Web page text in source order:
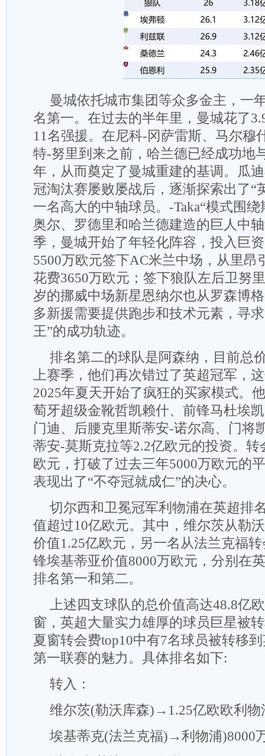
曼城依托城市集团等众多金主，一
名第一。在过去的半年里，曼城花了
11名强援。在尼科-冈萨雷斯、马尔穆
特-努里到来之前，哈兰德已经成功地
年，从而奠定了曼城重建的基调。瓜
冠淘汰赛屡败屡战后，逐渐探索出了“
一名高大的中轴球员。-Taka“模式围
奥尔、罗德里和哈兰德建造的巨人中
季，曼城开始了年轻化阵容，投入巨
5500万欧元签下AC米兰中场，从里昂
花费3650万欧元；签下狼队左后卫努
岁的挪威中场新星恩纳尔也从罗森博
多新援需要提供跑步和技术元素，寻
王”的成功轨迹。
排名第二的球队是阿森纳，目前总
上赛季，他们再次错过了英超冠军，
2025年夏天开始了疯狂的买家模式。
萄牙超级金靴哲凯赖什、前锋马杜埃
门迪、后腰克里斯蒂安-诺尔高、门将
蒂安-莫斯克拉等2.2亿欧元的投资。转
欧元，打破了过去三年5000万欧元的
表现出了“不夺冠就成仁”的决心。
切尔西和卫冕冠军利物浦在英超排
值超过10亿欧元。其中，维尔茨从勒
价值1.25亿欧元，另一名从法兰克福
锋埃基蒂亚价值8000万欧元，分别在
排名第一和第二。
上述四支球队的总价值高达48.8亿
窗，英超大量实力雄厚的球员巨星被
夏窗转会费top10中有7名球员被转移
第一联赛的魅力。具体排名如下:
转入：
维尔茨(勒沃库森)→1.25亿欧欧利物
埃基蒂克(法兰克福)→利物浦)8000